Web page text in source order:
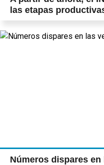
las etapas
Números dispares